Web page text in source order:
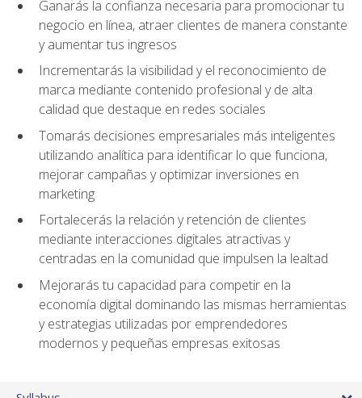
Ganarás la confianza necesaria para promocionar tu
negocio en línea, atraer clientes de manera constante
y aumentar tus ingresos
Incrementarás la visibilidad y el reconocimiento de
marca mediante contenido profesional y de alta
calidad que destaque en redes sociales
Tomarás decisiones empresariales más inteligentes
utilizando analítica para identificar lo que funciona,
mejorar campañas y optimizar inversiones en
marketing
Fortalecerás la relación y retención de clientes
mediante interacciones digitales atractivas y
centradas en la comunidad que impulsen la lealtad
Mejorarás tu capacidad para competir en la
economía digital dominando las mismas herramientas
y estrategias utilizadas por emprendedores
modernos y pequeñas empresas exitosas